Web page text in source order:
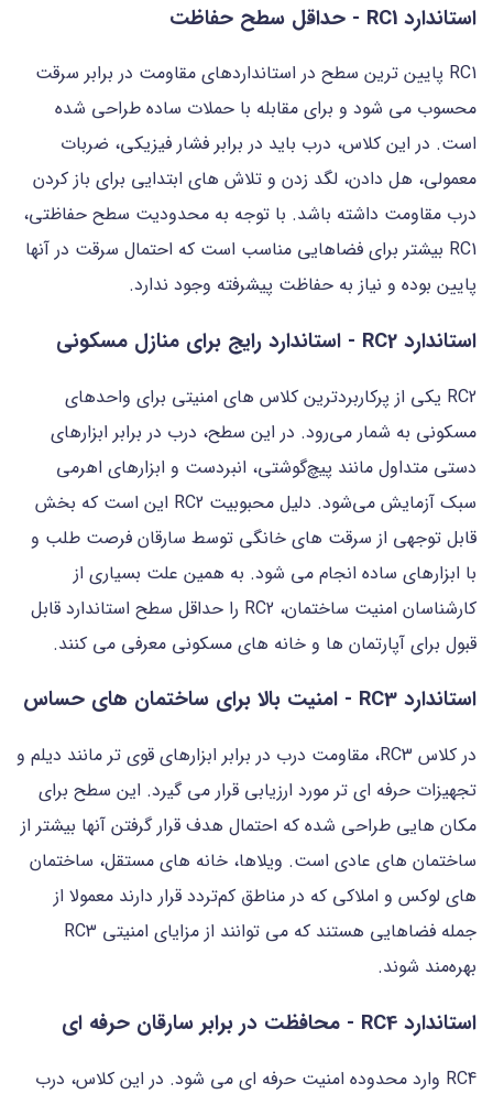
استاندارد RC1 - حداقل سطح حفاظت
RC1 پایین ترین سطح در استانداردهای مقاومت در برابر سرقت
محسوب می شود و برای مقابله با حملات ساده طراحی شده
است. در این کلاس، درب باید در برابر فشار فیزیکی، ضربات
معمولی، هل دادن، لگد زدن و تلاش های ابتدایی برای باز کردن
درب مقاومت داشته باشد. با توجه به محدودیت سطح حفاظتی،
RC1 بیشتر برای فضاهایی مناسب است که احتمال سرقت در آنها
پایین بوده و نیاز به حفاظت پیشرفته وجود ندارد.
استاندارد RC2 - استاندارد رایج برای منازل مسکونی
RC2 یکی از پرکاربردترین کلاس های امنیتی برای واحدهای
مسکونی به شمار می‌رود. در این سطح، درب در برابر ابزارهای
دستی متداول مانند پیچ‌گوشتی، انبردست و ابزارهای اهرمی
سبک آزمایش می‌شود. دلیل محبوبیت RC2 این است که بخش
قابل توجهی از سرقت های خانگی توسط سارقان فرصت طلب و
با ابزارهای ساده انجام می شود. به همین علت بسیاری از
کارشناسان امنیت ساختمان، RC2 را حداقل سطح استاندارد قابل
قبول برای آپارتمان ها و خانه های مسکونی معرفی می کنند.
استاندارد RC3 - امنیت بالا برای ساختمان های حساس
در کلاس RC3، مقاومت درب در برابر ابزارهای قوی تر مانند دیلم و
تجهیزات حرفه ای تر مورد ارزیابی قرار می گیرد. این سطح برای
مکان هایی طراحی شده که احتمال هدف قرار گرفتن آنها بیشتر از
ساختمان های عادی است. ویلاها، خانه های مستقل، ساختمان
های لوکس و املاکی که در مناطق کم‌تردد قرار دارند معمولا از
جمله فضاهایی هستند که می توانند از مزایای امنیتی RC3
بهره‌مند شوند.
استاندارد RC4 - محافظت در برابر سارقان حرفه ای
RC4 وارد محدوده امنیت حرفه ای می شود. در این کلاس، درب